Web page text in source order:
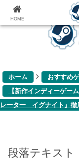
ホーム おすすめ
【新作インディーゲー
レ一タ一 イグナイト』徹
段落テキスト
HOME